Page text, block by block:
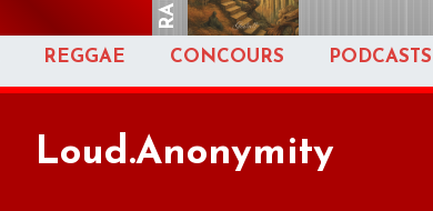
REGGAE CONCOURS PODCASTS
Loud.Anonymity